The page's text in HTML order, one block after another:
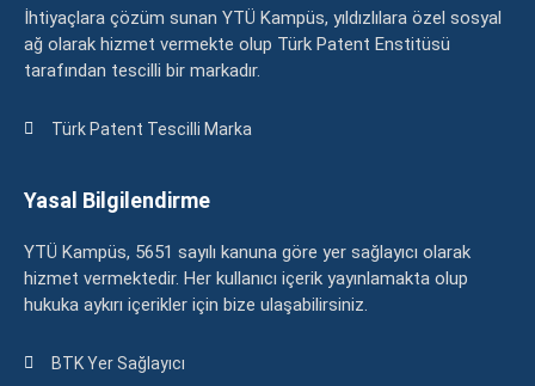
İhtiyaçlara çözüm sunan YTÜ Kampüs, yıldızlılara özel sosyal
ağ olarak hizmet vermekte olup Türk Patent Enstitüsü
tarafından tescilli bir markadır.
Türk Patent Tescilli Marka
Yasal Bilgilendirme
YTÜ Kampüs, 5651 sayılı kanuna göre yer sağlayıcı olarak
hizmet vermektedir. Her kullanıcı içerik yayınlamakta olup
hukuka aykırı içerikler için bize ulaşabilirsiniz.
BTK Yer Sağlayıcı